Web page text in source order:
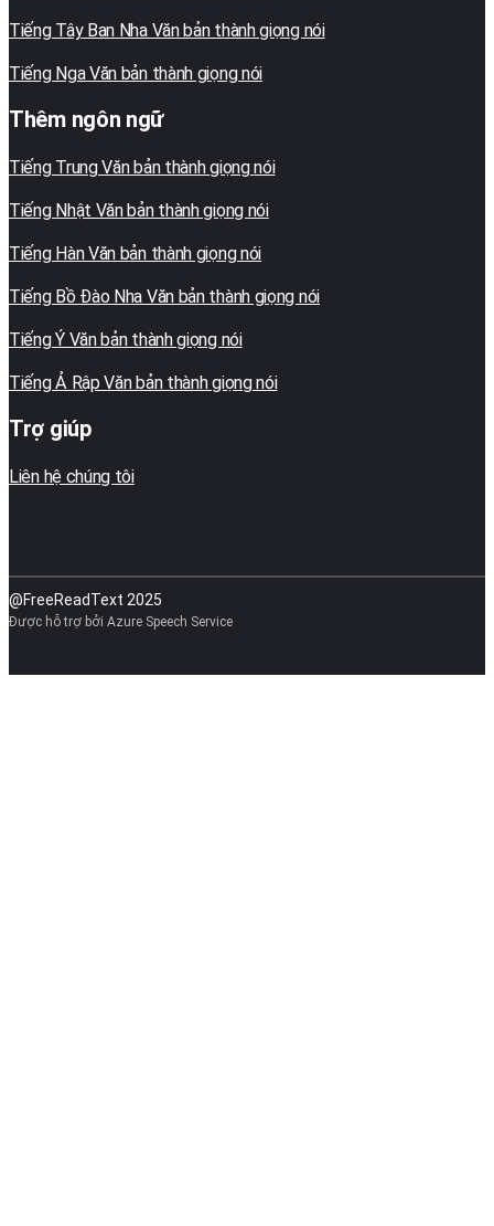
Tiếng Tây Ban Nha Văn bản thành giọng nói
Tiếng Nga Văn bản thành giọng nói
Thêm ngôn ngữ
Tiếng Trung Văn bản thành giọng nói
Tiếng Nhật Văn bản thành giọng nói
Tiếng Hàn Văn bản thành giọng nói
Tiếng Bồ Đào Nha Văn bản thành giọng nói
Tiếng Ý Văn bản thành giọng nói
Tiếng Ả Rập Văn bản thành giọng nói
Trợ giúp
Liên hệ chúng tôi
@FreeReadText 2025
Được hỗ trợ bởi Azure Speech Service